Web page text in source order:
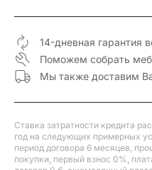
14-дневная гарантия
Поможем собрать
Мы также доставим
Ставка затратности кредита
год на следующих примерных
период договора 6 месяцев,
покупки, первый взнос 0%,